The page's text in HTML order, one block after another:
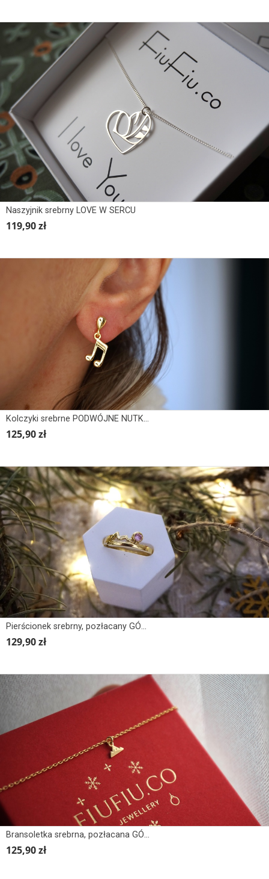
Naszyjnik srebrny LOVE W SERCU
119,90 zł
Kolczyki srebrne PODWÓJNE NUTKI WISZĄCE
125,90 zł
Pierścionek srebrny, pozłacany GÓRY Z KAMIENIEM
129,90 zł
Bransoletka srebrna, pozłacana GÓRY
125,90 zł